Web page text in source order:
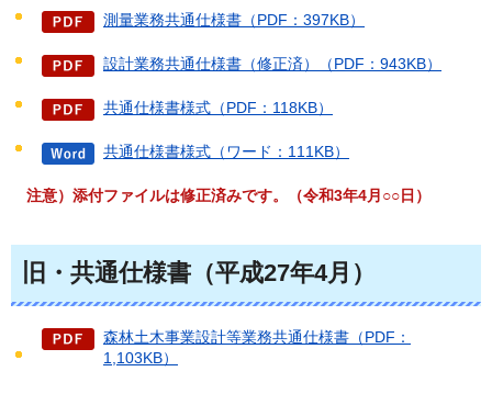
測量業務共通仕様書（PDF：397KB）
設計業務共通仕様書（修正済）（PDF：943KB）
共通仕様書様式（PDF：118KB）
共通仕様書様式（ワード：111KB）
注意）添付ファイルは修正済みです。（令和3年4月○○日）
旧・共通仕様書（平成27年4月）
森林土木事業設計等業務共通仕様書（PDF：
1,103KB）